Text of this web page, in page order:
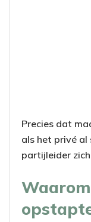
Precies dat
als het privé al
partijleider